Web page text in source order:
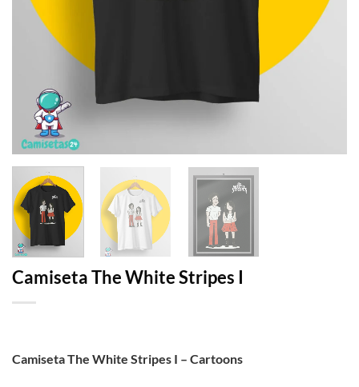
Camiseta The White Stripes I
Camiseta The White Stripes I – Cartoons